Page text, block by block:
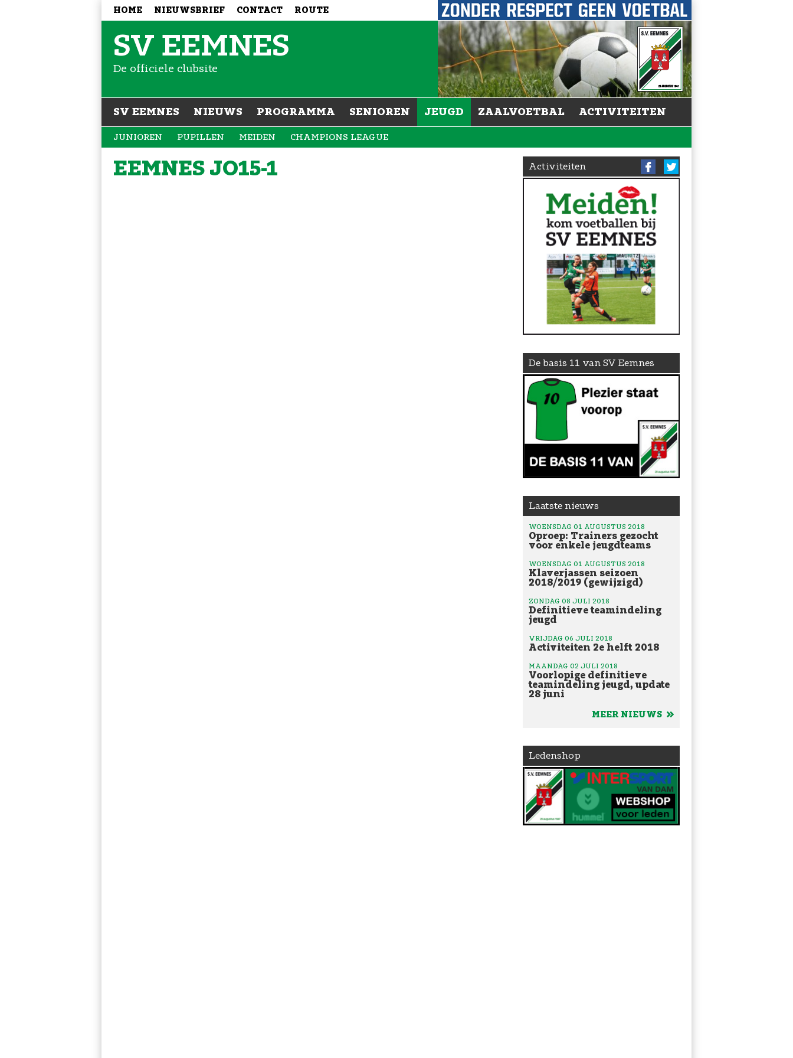
HOME NIEUWSBRIEF CONTACT ROUTE
SV EEMNES
De officiele clubsite
SV EEMNES NIEUWS PROGRAMMA SENIOREN JEUGD
JUNIOREN PUPILLEN MEIDEN CHAMPIONS LEAGUE
ZAALVOETBAL ACTIVITEITEN
EEMNES JO15-1 Activiteiten
De basis 11 van SV Eemnes
Laatste nieuws
WOENSDAG 01 AUGUSTUS 2018
Oproep: Trainers gezocht
voor enkele jeugdteams
WOENSDAG 01 AUGUSTUS 2018
Klaverjassen seizoen
2018/2019 (gewijzigd)
ZONDAG 08 JULI 2018
Definitieve teamindeling
jeugd
VRIJDAG 06 JULI 2018
Activiteiten 2e helft 2018
MAANDAG 02 JULI 2018
Voorlopige definitieve
teamindeling jeugd, update
28 juni
MEER NIEUWS
Ledenshop